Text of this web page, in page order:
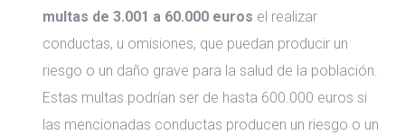
multas de 3.001 a 60.000 euros el realizar
conductas, u omisiones, que puedan producir un
riesgo o un daño grave para la salud de la población.
Estas multas podrían ser de hasta 600.000 euros si
las mencionadas conductas producen un riesgo o un